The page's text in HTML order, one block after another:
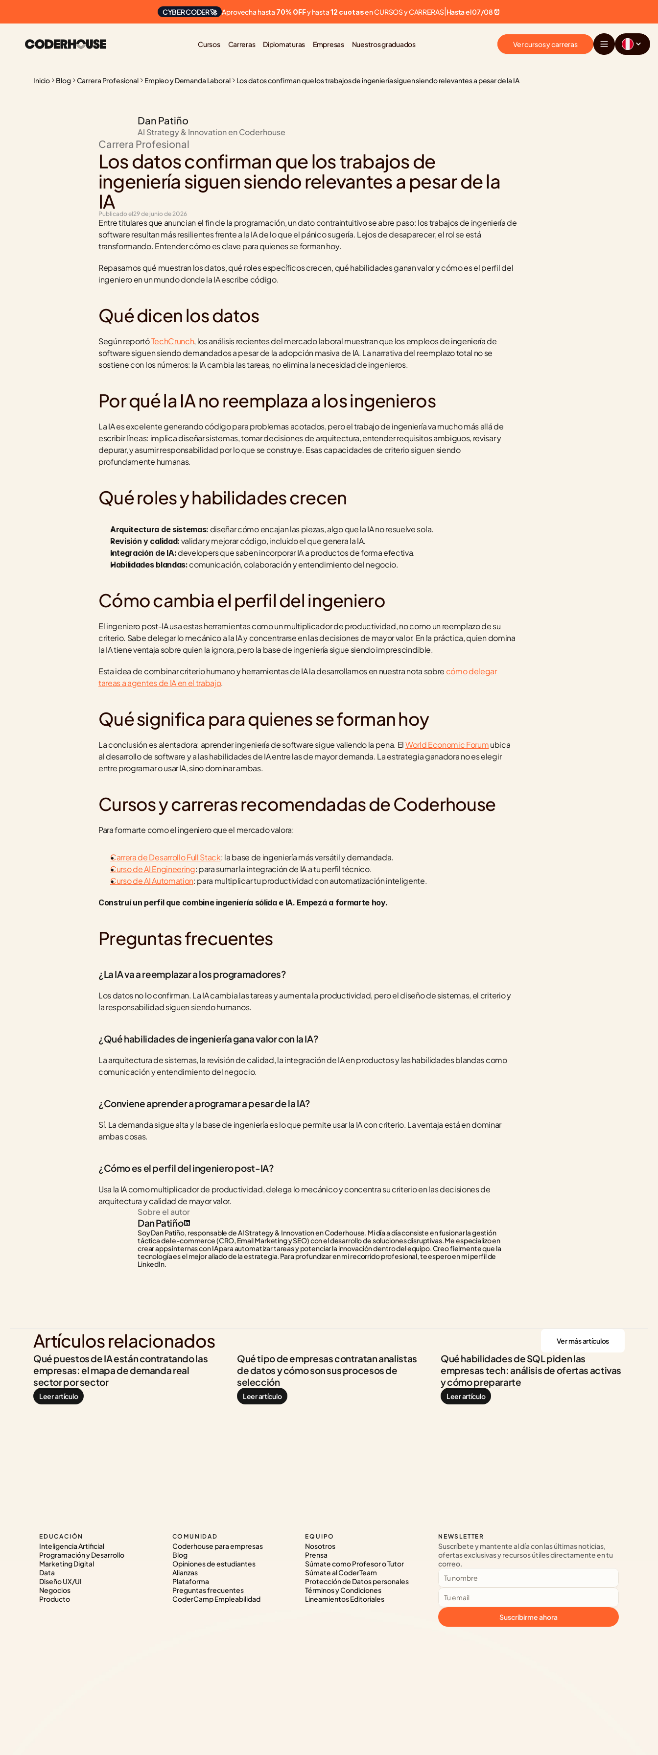
CYBER CODER 🚀 Aprovecha hasta 70% OFF y hasta 12 cuotas en CURSOS y CARRERAS| Hasta el 07/08 ⏰
Cursos Carreras Diplomaturas Empresas Nuestros graduados Ver cursos y carreras
Inicio Blog Carrera Profesional Empleo y Demanda Laboral Los datos confirman que los trabajos de ingeniería siguen siendo relevantes a pesar de la IA
Dan Patiño
AI Strategy & Innovation en Coderhouse
Carrera Profesional
Los datos confirman que los trabajos de
ingeniería siguen siendo relevantes a pesar de la
IA
Publicado el29 de junio de 2026
Entre titulares que anuncian el fin de la programación, un dato contraintuitivo se abre paso: los trabajos de ingeniería de
software resultan más resilientes frente a la IA de lo que el pánico sugería. Lejos de desaparecer, el rol se está
transformando. Entender cómo es clave para quienes se forman hoy.
Repasamos qué muestran los datos, qué roles específicos crecen, qué habilidades ganan valor y cómo es el perfil del
ingeniero en un mundo donde la IA escribe código.
Qué dicen los datos
Según reportó TechCrunch, los análisis recientes del mercado laboral muestran que los empleos de ingeniería de
software siguen siendo demandados a pesar de la adopción masiva de IA. La narrativa del reemplazo total no se
sostiene con los números: la IA cambia las tareas, no elimina la necesidad de ingenieros.
Por qué la IA no reemplaza a los ingenieros
La IA es excelente generando código para problemas acotados, pero el trabajo de ingeniería va mucho más allá de
escribir líneas: implica diseñar sistemas, tomar decisiones de arquitectura, entender requisitos ambiguos, revisar y
depurar, y asumir responsabilidad por lo que se construye. Esas capacidades de criterio siguen siendo
profundamente humanas.
Qué roles y habilidades crecen
Arquitectura de sistemas: diseñar cómo encajan las piezas, algo que la IA no resuelve sola.
Revisión y calidad: validar y mejorar código, incluido el que genera la IA.
Integración de IA: developers que saben incorporar IA a productos de forma efectiva.
Habilidades blandas: comunicación, colaboración y entendimiento del negocio.
Cómo cambia el perfil del ingeniero
El ingeniero post-IA usa estas herramientas como un multiplicador de productividad, no como un reemplazo de su
criterio. Sabe delegar lo mecánico a la IA y concentrarse en las decisiones de mayor valor. En la práctica, quien domina
la IA tiene ventaja sobre quien la ignora, pero la base de ingeniería sigue siendo imprescindible.
Esta idea de combinar criterio humano y herramientas de IA la desarrollamos en nuestra nota sobre cómo delegar
tareas a agentes de IA en el trabajo.
Qué significa para quienes se forman hoy
La conclusión es alentadora: aprender ingeniería de software sigue valiendo la pena. El World Economic Forum ubica
al desarrollo de software y a las habilidades de IA entre las de mayor demanda. La estrategia ganadora no es elegir
entre programar o usar IA, sino dominar ambas.
Cursos y carreras recomendadas de Coderhouse
Para formarte como el ingeniero que el mercado valora:
Carrera de Desarrollo Full Stack: la base de ingeniería más versátil y demandada.
Curso de AI Engineering: para sumar la integración de IA a tu perfil técnico.
Curso de AI Automation: para multiplicar tu productividad con automatización inteligente.
Construí un perfil que combine ingeniería sólida e IA. Empezá a formarte hoy.
Preguntas frecuentes
¿La IA va a reemplazar a los programadores?
Los datos no lo confirman. La IA cambia las tareas y aumenta la productividad, pero el diseño de sistemas, el criterio y
la responsabilidad siguen siendo humanos.
¿Qué habilidades de ingeniería gana valor con la IA?
La arquitectura de sistemas, la revisión de calidad, la integración de IA en productos y las habilidades blandas como
comunicación y entendimiento del negocio.
¿Conviene aprender a programar a pesar de la IA?
Sí. La demanda sigue alta y la base de ingeniería es lo que permite usar la IA con criterio. La ventaja está en dominar
ambas cosas.
¿Cómo es el perfil del ingeniero post-IA?
Usa la IA como multiplicador de productividad, delega lo mecánico y concentra su criterio en las decisiones de
arquitectura y calidad de mayor valor.
Sobre el autor
Dan Patiño
Soy Dan Patiño, responsable de AI Strategy & Innovation en Coderhouse. Mi día a día consiste en fusionar la gestión
táctica del e-commerce (CRO, Email Marketing y SEO) con el desarrollo de soluciones disruptivas. Me especializo en
crear apps internas con IA para automatizar tareas y potenciar la innovación dentro del equipo. Creo fielmente que la
tecnología es el mejor aliado de la estrategia. Para profundizar en mi recorrido profesional, te espero en mi perfil de
LinkedIn.
Artículos relacionados Ver más artículos
Qué puestos de IA están contratando las
empresas: el mapa de demanda real
sector por sector
Leer artículo
Qué tipo de empresas contratan analistas
de datos y cómo son sus procesos de
selección
Leer artículo
Qué habilidades de SQL piden las
empresas tech: análisis de ofertas activas
y cómo prepararte
Leer artículo
EDUCACIÓN
Inteligencia Artificial
Programación y Desarrollo
Marketing Digital
Data
Diseño UX/UI
Negocios
Producto
COMUNIDAD
Coderhouse para empresas
Blog
Opiniones de estudiantes
Alianzas
Plataforma
Preguntas frecuentes
CoderCamp Empleabilidad
EQUIPO
Nosotros
Prensa
Súmate como Profesor o Tutor
Súmate al CoderTeam
Protección de Datos personales
Términos y Condiciones
Lineamientos Editoriales
NEWSLETTER
Suscríbete y mantente al día con las últimas noticias,
ofertas exclusivas y recursos útiles directamente en tu
correo.
Suscribirme ahora